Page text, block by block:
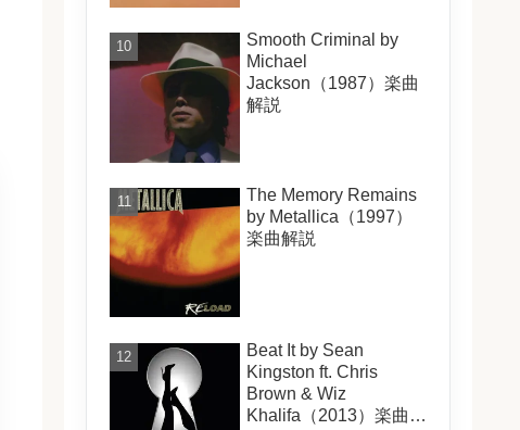
Smooth Criminal by
Michael
Jackson（1987）楽曲
解説
The Memory Remains
by Metallica（1997）
楽曲解説
Beat It by Sean
Kingston ft. Chris
Brown & Wiz
Khalifa（2013）楽曲解